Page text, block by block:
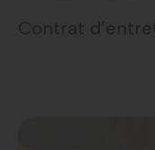
Contrat